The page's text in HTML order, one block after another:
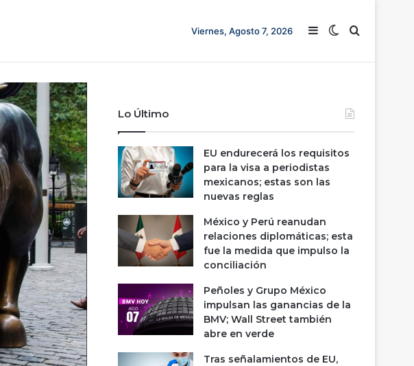
Viernes, Agosto 7, 2026 Barra lateral
Switch skin
Buscar
Lo Último
EU endurecerá los requisitos
para la visa a periodistas
mexicanos; estas son las
nuevas reglas
México y Perú reanudan
relaciones diplomáticas; esta
fue la medida que impulso la
conciliación
Peñoles y Grupo México
impulsan las ganancias de la
BMV; Wall Street también
abre en verde
Tras señalamientos de EU,